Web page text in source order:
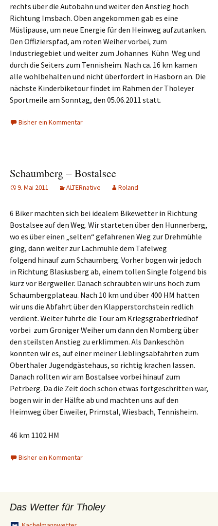
rechts über die Autobahn und weiter den Anstieg hoch
Richtung Imsbach. Oben angekommen gab es eine
Müslipause, um neue Energie für den Heinweg aufzutanken.
Den Offizierspfad, am roten Weiher vorbei, zum
Industriegebiet und weiter zum Johannes  Kühn  Weg und
durch die Seiters zum Tennisheim. Nach ca. 16 km kamen
alle wohlbehalten und nicht überfordert in Hasborn an. Die
nächste Kinderbiketour findet im Rahmen der Tholeyer
Sportmeile am Sonntag, den 05.06.2011 statt.
Bisher ein Kommentar
Schaumberg – Bostalsee
9. Mai 2011 ALTERnative Roland
6 Biker machten sich bei idealem Bikewetter in Richtung
Bostalsee auf den Weg. Wir starteten über den Hunnerberg,
wo es über einen „selten“ gefahrenen Weg zur Drehmühle
ging, dann weiter zur Lachmühle dem Tafelweg
folgend hinauf zum Schaumberg. Vorher bogen wir jedoch
in Richtung Blasiusberg ab, einem tollen Single folgend bis
kurz vor Bergweiler. Danach schraubten wir uns hoch zum
Schaumbergplateau. Nach 10 km und über 400 HM hatten
wir uns die Abfahrt über den Klapperstorchstein redlich
verdient. Weiter führte die Tour am Kriegsgräberfriedhof
vorbei zum Groniger Weiher um dann den Momberg über
den steilsten Anstieg zu erklimmen. Als Dankeschön
konnten wir es, auf einer meiner Lieblingsabfahrten zum
Oberthaler Jugendgästehaus, so richtig krachen lassen.
Danach rollten wir am Bostalsee vorbei hinauf zum
Petrberg. Da die Zeit doch schon etwas fortgeschritten war,
bogen wir in der Hälfte ab und machten uns auf den
Heimweg über Eiweiler, Primstal, Wiesbach, Tennisheim.
46 km 1102 HM
Bisher ein Kommentar
Das Wetter für Tholey